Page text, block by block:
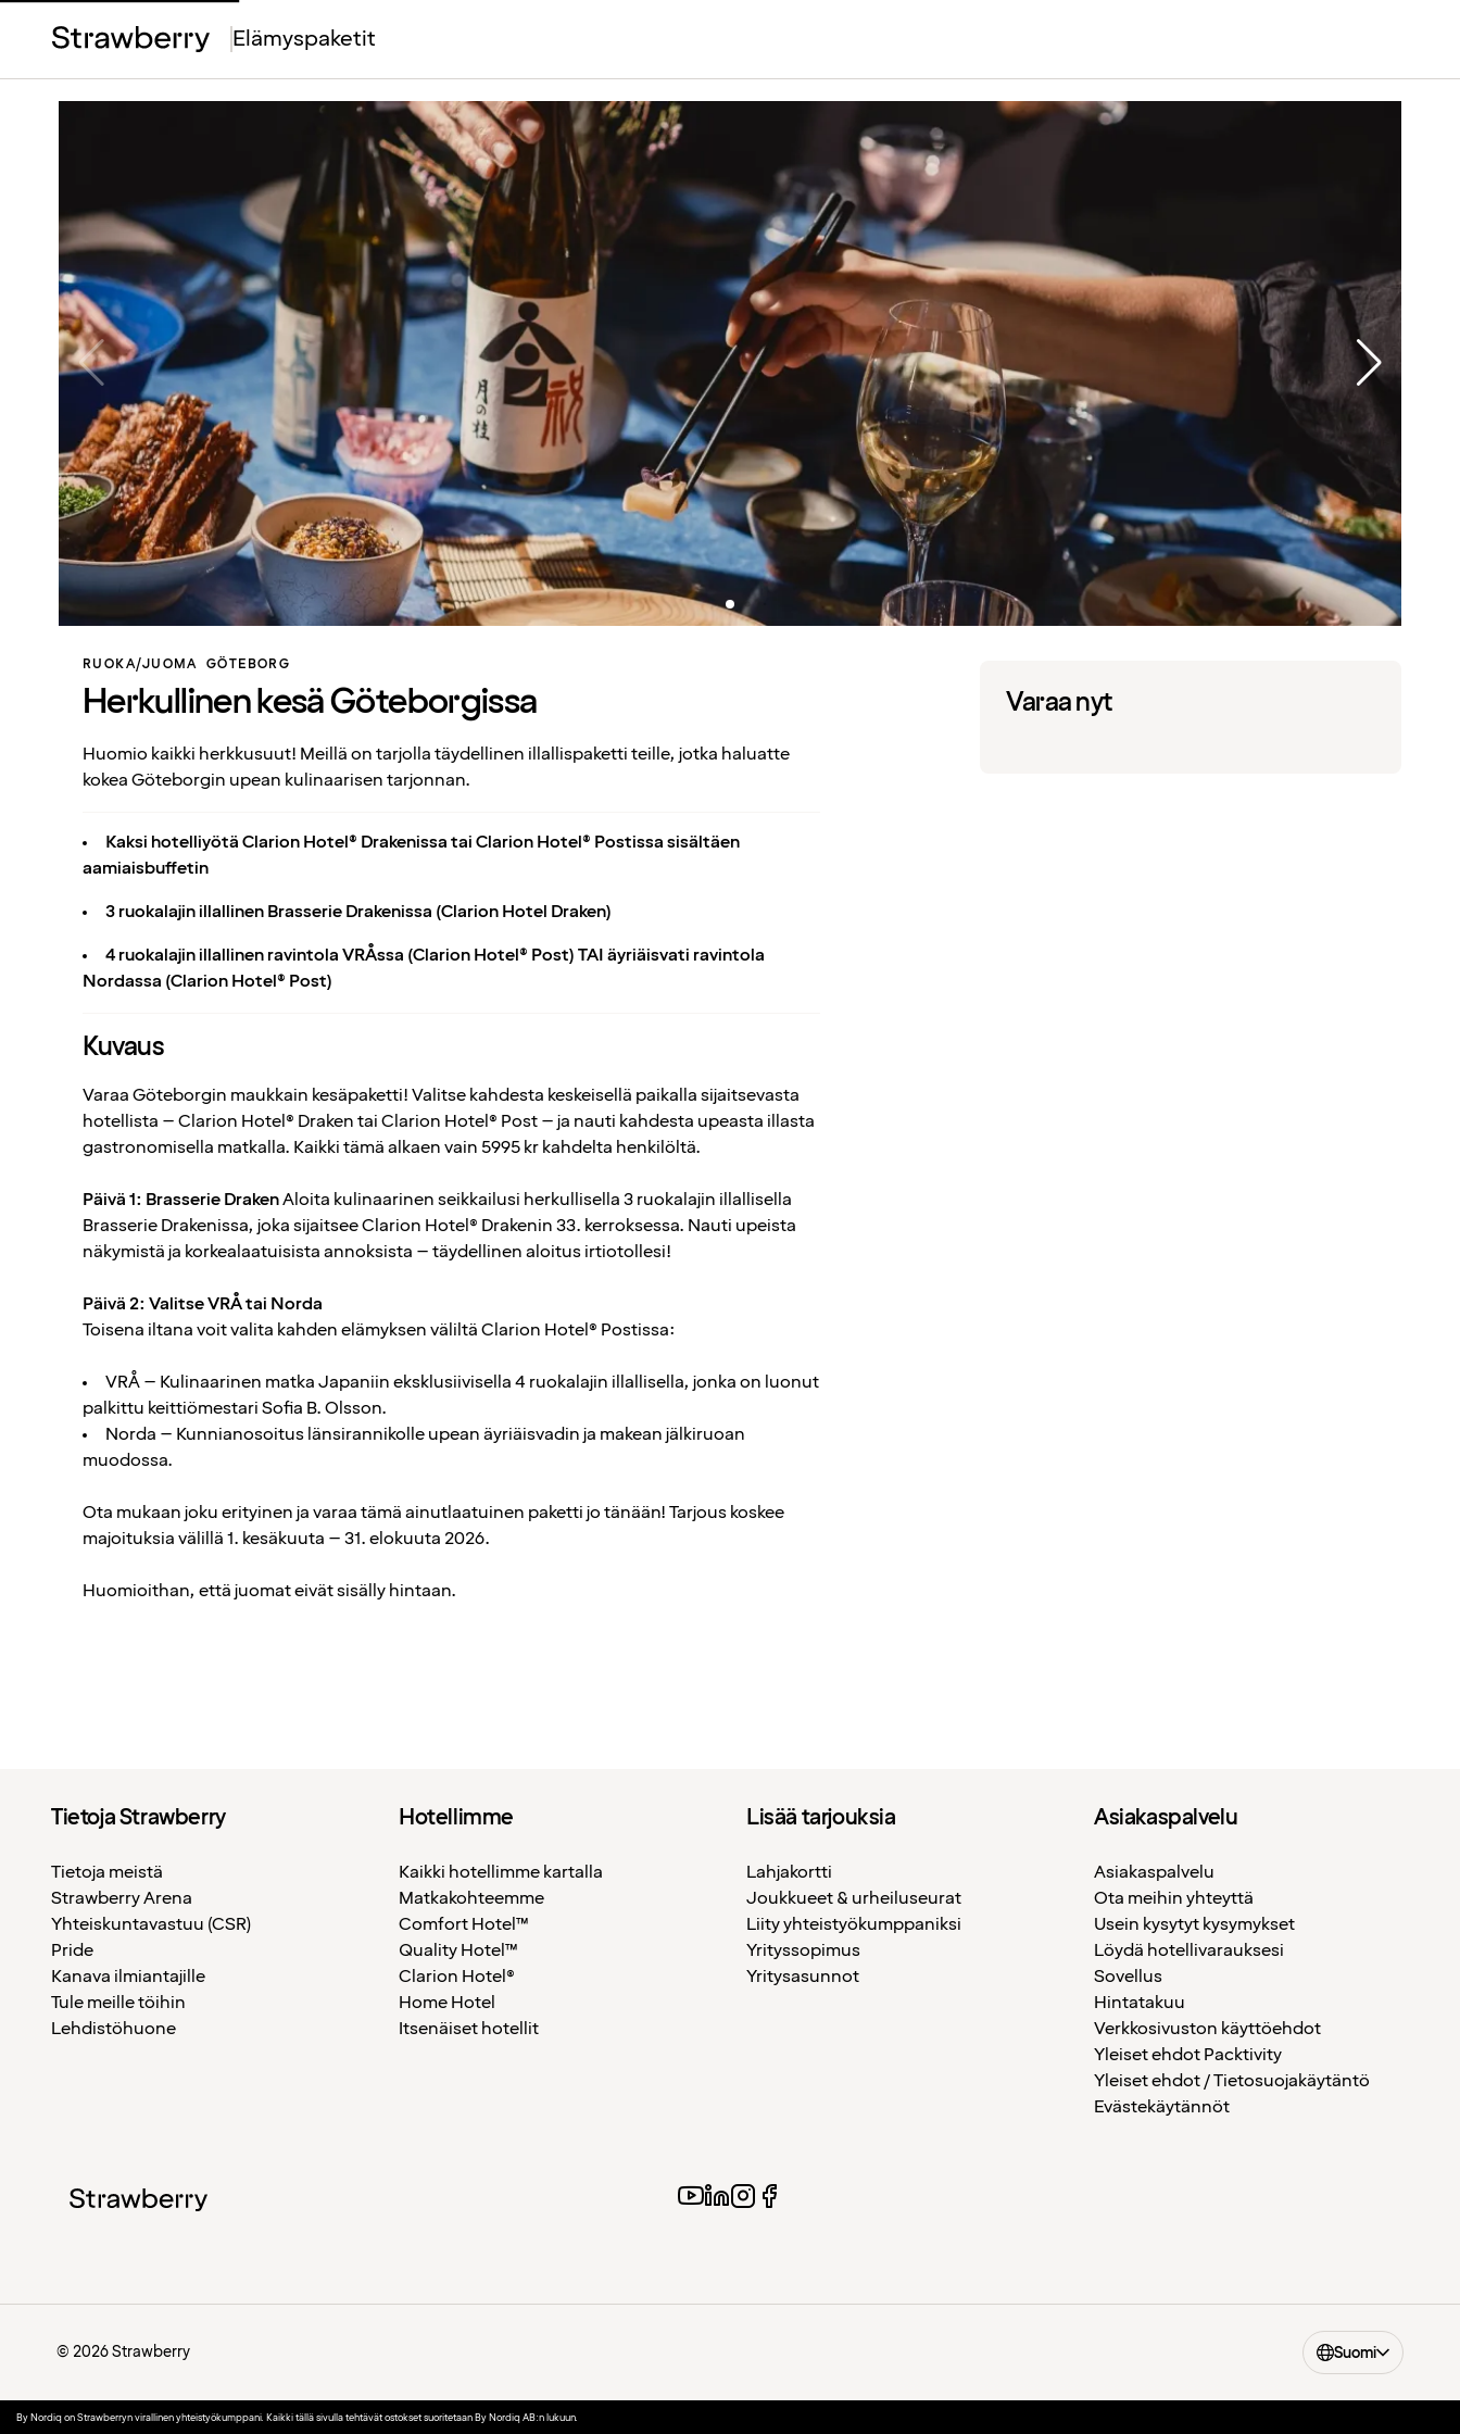
Top
Menu
Elämyspaketit
RUOKA/JUOMA GÖTEBORG
Herkullinen kesä Göteborgissa
Huomio kaikki herkkusuut! Meillä on tarjolla täydellinen illallispaketti teille, jotka haluatte
kokea Göteborgin upean kulinaarisen tarjonnan.
Kaksi hotelliyötä Clarion Hotel® Drakenissa tai Clarion Hotel® Postissa sisältäen
aamiaisbuffetin
3 ruokalajin illallinen Brasserie Drakenissa (Clarion Hotel Draken)
4 ruokalajin illallinen ravintola VRÅssa (Clarion Hotel® Post) TAI äyriäisvati ravintola
Nordassa (Clarion Hotel® Post)
Kuvaus
Varaa Göteborgin maukkain kesäpaketti! Valitse kahdesta keskeisellä paikalla sijaitsevasta
hotellista – Clarion Hotel® Draken tai Clarion Hotel® Post – ja nauti kahdesta upeasta illasta
gastronomisella matkalla. Kaikki tämä alkaen vain 5995 kr kahdelta henkilöltä.
Päivä 1: Brasserie DrakenAloita kulinaarinen seikkailusi herkullisella 3 ruokalajin illallisella
Brasserie Drakenissa, joka sijaitsee Clarion Hotel® Drakenin 33. kerroksessa. Nauti upeista
näkymistä ja korkealaatuisista annoksista – täydellinen aloitus irtiotollesi!
Päivä 2: Valitse VRÅ tai Norda
Toisena iltana voit valita kahden elämyksen väliltä Clarion Hotel® Postissa:
VRÅ – Kulinaarinen matka Japaniin eksklusiivisella 4 ruokalajin illallisella, jonka on luonut
palkittu keittiömestari Sofia B. Olsson.
Norda – Kunnianosoitus länsirannikolle upean äyriäisvadin ja makean jälkiruoan
muodossa.
Ota mukaan joku erityinen ja varaa tämä ainutlaatuinen paketti jo tänään! Tarjous koskee
majoituksia välillä 1. kesäkuuta – 31. elokuuta 2026.
Huomioithan, että juomat eivät sisälly hintaan.
Varaa nyt
Tietoja Strawberry
Tietoja meistä
Strawberry Arena
Yhteiskuntavastuu (CSR)
Pride
Kanava ilmiantajille
Tule meille töihin
Lehdistöhuone
Hotellimme
Kaikki hotellimme kartalla
Matkakohteemme
Comfort Hotel™
Quality Hotel™
Clarion Hotel®
Home Hotel
Itsenäiset hotellit
Lisää tarjouksia
Lahjakortti
Joukkueet & urheiluseurat
Liity yhteistyökumppaniksi
Yrityssopimus
Yritysasunnot
Asiakaspalvelu
Asiakaspalvelu
Ota meihin yhteyttä
Usein kysytyt kysymykset
Löydä hotellivarauksesi
Sovellus
Hintatakuu
Verkkosivuston käyttöehdot
Yleiset ehdot Packtivity
Yleiset ehdot / Tietosuojakäytäntö
Evästekäytännöt
© 2026 Strawberry Suomi
By Nordiq on Strawberryn virallinen yhteistyökumppani. Kaikki tällä sivulla tehtävät ostokset suoritetaan By Nordiq AB:n lukuun.